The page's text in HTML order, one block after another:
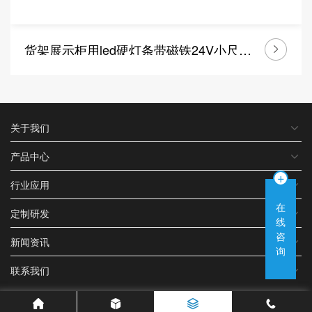
货架展示柜用led硬灯条带磁铁24V小尺寸LED线条灯
关于我们
产品中心
行业应用
定制研发
新闻资讯
联系我们
+
在
线
咨
询